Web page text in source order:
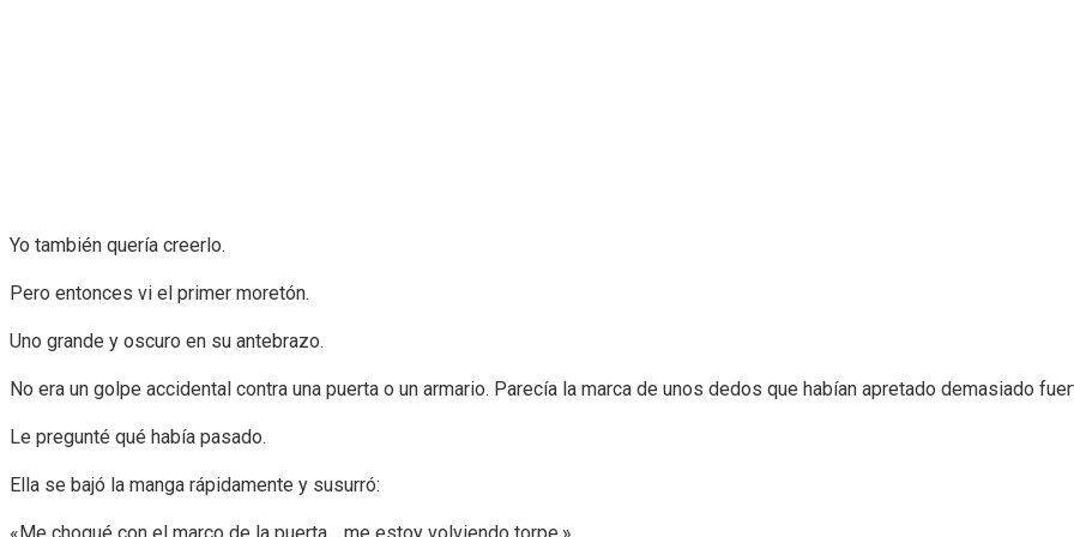
Yo también quería creerlo.
Pero entonces vi el primer moretón.
Uno grande y oscuro en su antebrazo.
No era un golpe accidental contra una puerta o un armario. Parecía la marca de unos dedos que habían apretado demasiado
Le pregunté qué había pasado.
Ella se bajó la manga rápidamente y susurró: